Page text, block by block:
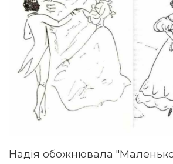
Надія обожнювала